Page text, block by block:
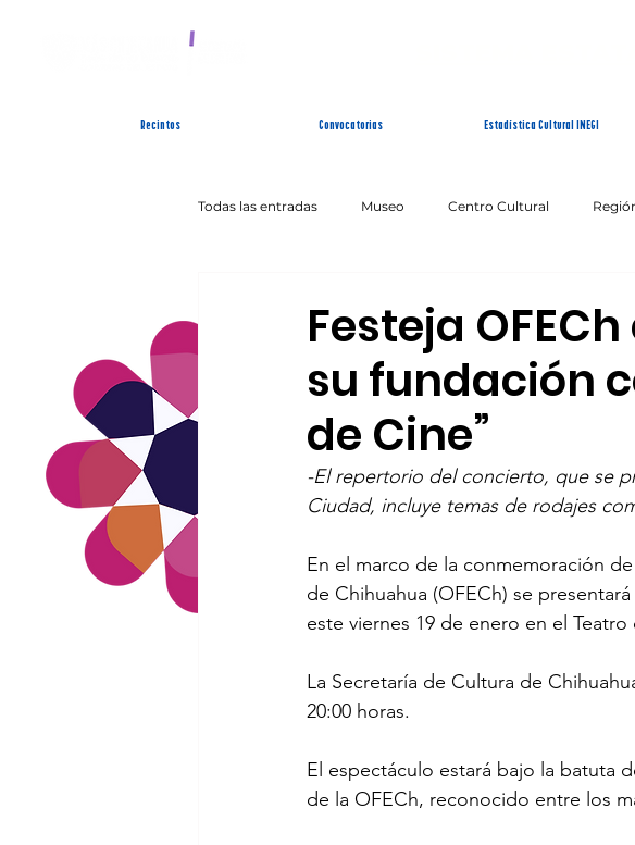
Recintos Convocatorias Estadística Cultural INEGI
Todas las entradas Museo Centro Cultural
Festeja
su fundación
de Cine”
-El repertorio del concierto, que se
Ciudad, incluye temas de rodajes
En el marco de la conmemoración
de Chihuahua (OFECh) se
este viernes 19 de enero en el Teatro
La Secretaría de Cultura de
20:00 horas.
El espectáculo estará bajo la batuta
de la OFECh, reconocido entre los